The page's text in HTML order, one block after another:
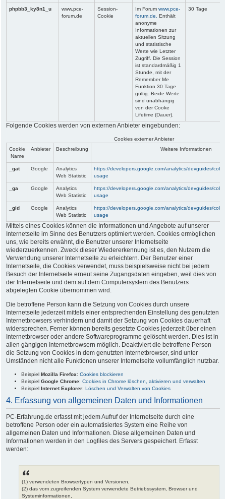
phpbb3_ky8n1_u
www.pce-
forum.de
Session-
Cookie
Im Forum www.pce-
forum.de.
Enthält
anonyme
Informationen zur
aktuellen Sitzung
und statistische
Werte wie Letzter
Zugriff. Die Session
ist standardmäßig 1
Stunde, mit der
Remember Me
Funktion 30 Tage
gültig. Beide Werte
sind unabhängig
von der Cooke
Lifetime (Dauer).
30 Tage
Folgende Cookies werden von externen Anbieter eingebunden:
Cookies externer Anbieter
Cookie
Name
Anbieter Beschreibung Weitere Informationen
_gat Google
Analytics
Web Statistic
https://developers.google.com/analytics/devguides/
usage
_ga Google
Analytics
Web Statistic
https://developers.google.com/analytics/devguides/
usage
_gid Google
Analytics
Web Statistic
https://developers.google.com/analytics/devguides/
usage
Mittels eines Cookies können die Informationen und Angebote auf unserer
Internetseite im Sinne des Benutzers optimiert werden. Cookies ermöglichen
uns, wie bereits erwähnt, die Benutzer unserer Internetseite
wiederzuerkennen. Zweck dieser Wiedererkennung ist es, den Nutzern die
Verwendung unserer Internetseite zu erleichtern. Der Benutzer einer
Internetseite, die Cookies verwendet, muss beispielsweise nicht bei jedem
Besuch der Internetseite erneut seine Zugangsdaten eingeben, weil dies von
der Internetseite und dem auf dem Computersystem des Benutzers
abgelegten Cookie übernommen wird.
Die betroffene Person kann die Setzung von Cookies durch unsere
Internetseite jederzeit mittels einer entsprechenden Einstellung des genutzten
Internetbrowsers verhindern und damit der Setzung von Cookies dauerhaft
widersprechen. Ferner können bereits gesetzte Cookies jederzeit über einen
Internetbrowser oder andere Softwareprogramme gelöscht werden. Dies ist in
allen gängigen Internetbrowsern möglich. Deaktiviert die betroffene Person
die Setzung von Cookies in dem genutzten Internetbrowser, sind unter
Umständen nicht alle Funktionen unserer Internetseite vollumfänglich nutzbar.
Beispiel Mozilla Firefox: Cookies blockieren
Beispiel Google Chrome: Cookies in Chrome löschen, aktivieren und verwalten
Beispiel Internet Explorer: Löschen und Verwalten von Cookies
4. Erfassung von allgemeinen Daten und Informationen
PC-Erfahrung.de erfasst mit jedem Aufruf der Internetseite durch eine
betroffene Person oder ein automatisiertes System eine Reihe von
allgemeinen Daten und Informationen. Diese allgemeinen Daten und
Informationen werden in den Logfiles des Servers gespeichert. Erfasst
werden:
(1) verwendeten Browsertypen und Versionen,
(2) das vom zugreifenden System verwendete Betriebssystem, Browser und
Systeminformationen,